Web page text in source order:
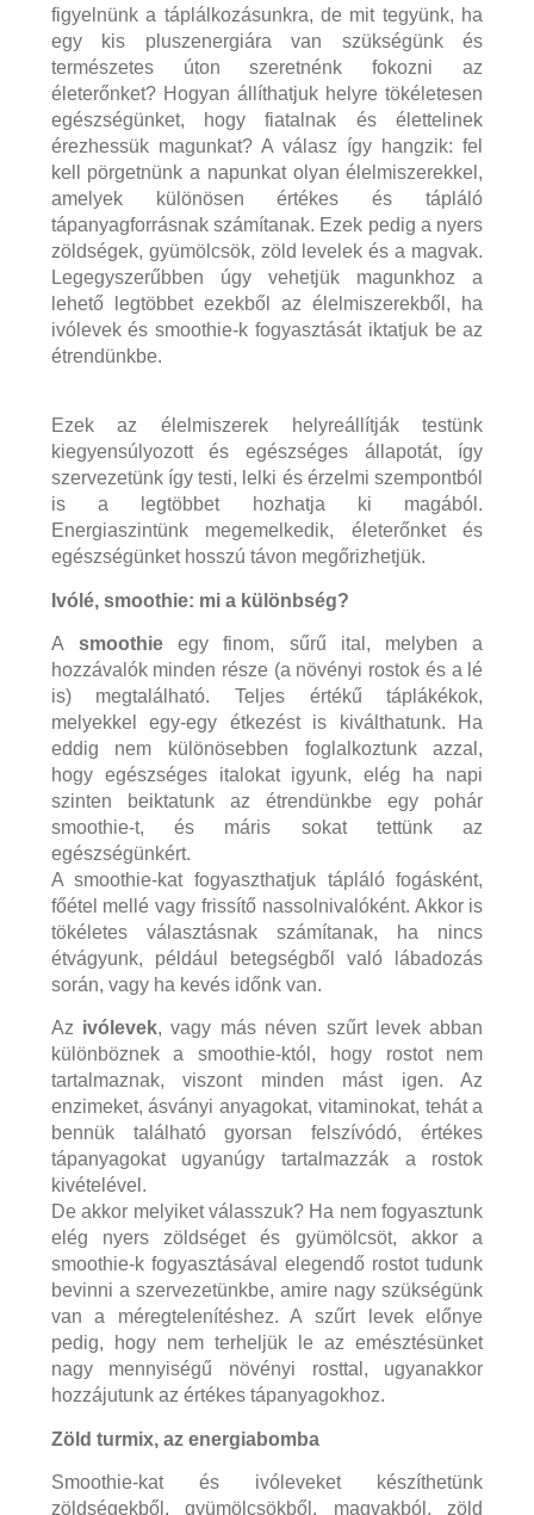
figyelnünk a táplálkozásunkra, de mit tegyünk, ha
egy kis pluszenergiára van szükségünk és
természetes úton szeretnénk fokozni az
életerőnket? Hogyan állíthatjuk helyre tökéletesen
egészségünket, hogy fiatalnak és élettelinek
érezhessük magunkat? A válasz így hangzik: fel
kell pörgetnünk a napunkat olyan élelmiszerekkel,
amelyek különösen értékes és tápláló
tápanyagforrásnak számítanak. Ezek pedig a nyers
zöldségek, gyümölcsök, zöld levelek és a magvak.
Legegyszerűbben úgy vehetjük magunkhoz a
lehető legtöbbet ezekből az élelmiszerekből, ha
ivólevek és smoothie-k fogyasztását iktatjuk be az
étrendünkbe.
Ezek az élelmiszerek helyreállítják testünk
kiegyensúlyozott és egészséges állapotát, így
szervezetünk így testi, lelki és érzelmi szempontból
is a legtöbbet hozhatja ki magából.
Energiaszintünk megemelkedik, életerőnket és
egészségünket hosszú távon megőrizhetjük.
Ivólé, smoothie: mi a különbség?
A smoothieegy finom, sűrű ital, melyben a
hozzávalók minden része (a növényi rostok és a lé
is) megtalálható. Teljes értékű táplákékok,
melyekkel egy-egy étkezést is kiválthatunk. Ha
eddig nem különösebben foglalkoztunk azzal,
hogy egészséges italokat igyunk, elég ha napi
szinten beiktatunk az étrendünkbe egy pohár
smoothie-t, és máris sokat tettünk az
egészségünkért.
A smoothie-kat fogyaszthatjuk tápláló fogásként,
főétel mellé vagy frissítő nassolnivalóként. Akkor is
tökéletes választásnak számítanak, ha nincs
étvágyunk, például betegségből való lábadozás
során, vagy ha kevés időnk van.
Az ivólevek, vagy más néven szűrt levek abban
különböznek a smoothie-któl, hogy rostot nem
tartalmaznak, viszont minden mást igen. Az
enzimeket, ásványi anyagokat, vitaminokat, tehát a
bennük található gyorsan felszívódó, értékes
tápanyagokat ugyanúgy tartalmazzák a rostok
kivételével.
De akkor melyiket válasszuk? Ha nem fogyasztunk
elég nyers zöldséget és gyümölcsöt, akkor a
smoothie-k fogyasztásával elegendő rostot tudunk
bevinni a szervezetünkbe, amire nagy szükségünk
van a méregtelenítéshez. A szűrt levek előnye
pedig, hogy nem terheljük le az emésztésünket
nagy mennyiségű növényi rosttal, ugyanakkor
hozzájutunk az értékes tápanyagokhoz.
Zöld turmix, az energiabomba
Smoothie-kat és ivóleveket készíthetünk
zöldségekből, gyümölcsökből, magvakból, zöld